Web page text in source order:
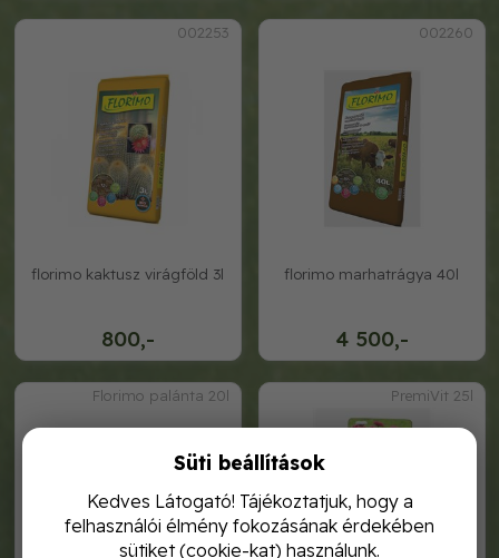
002253
800,-
florimo kaktusz virágföld 3l
002260
4 500,-
florimo marhatrágya 40l
Florimo palánta 20l PremiVit 25l
Süti beállítások
Kedves Látogató! Tájékoztatjuk, hogy a
felhasználói élmény fokozásának érdekében
sütiket (cookie-kat) használunk.